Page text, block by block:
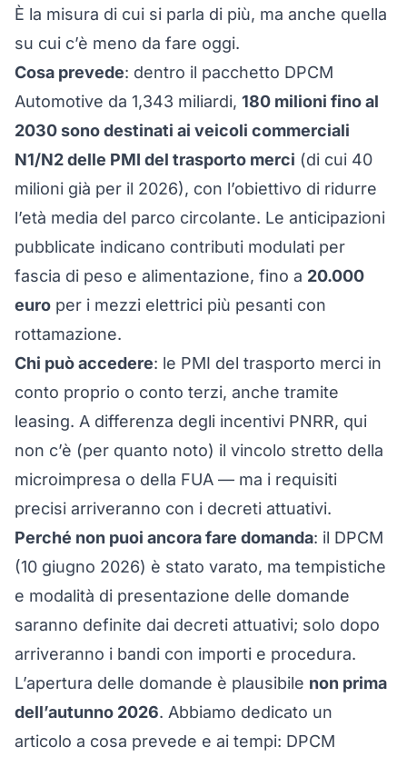
È la misura di cui si parla di più, ma anche quella
su cui c’è meno da fare oggi.
Cosa prevede: dentro il pacchetto DPCM
Automotive da 1,343 miliardi, 180 milioni fino al
2030 sono destinati ai veicoli commerciali
N1/N2 delle PMI del trasporto merci (di cui 40
milioni già per il 2026), con l’obiettivo di ridurre
l’età media del parco circolante. Le anticipazioni
pubblicate indicano contributi modulati per
fascia di peso e alimentazione, fino a 20.000
euro per i mezzi elettrici più pesanti con
rottamazione.
Chi può accedere: le PMI del trasporto merci in
conto proprio o conto terzi, anche tramite
leasing. A differenza degli incentivi PNRR, qui
non c’è (per quanto noto) il vincolo stretto della
microimpresa o della FUA — ma i requisiti
precisi arriveranno con i decreti attuativi.
Perché non puoi ancora fare domanda: il DPCM
(10 giugno 2026) è stato varato, ma tempistiche
e modalità di presentazione delle domande
saranno definite dai decreti attuativi; solo dopo
arriveranno i bandi con importi e procedura.
L’apertura delle domande è plausibile non prima
dell’autunno 2026. Abbiamo dedicato un
articolo a cosa prevede e ai tempi: DPCM